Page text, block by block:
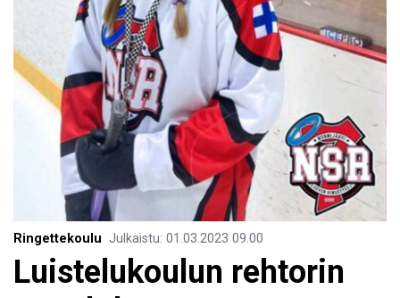
Ringettekoulu Julkaistu: 01.03.2023 09.00
Luistelukoulun rehtorin